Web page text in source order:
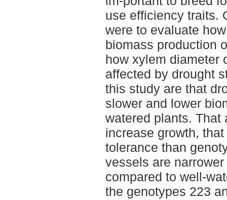
use efficiency traits.
were to evaluate
biomass production
how xylem diameter
affected by drought
this study are that
slower and lower
watered plants. That
increase growth,
tolerance than
vessels are
compared to well-
the genotypes 223